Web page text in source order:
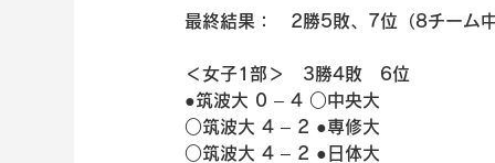
最終結果：　2勝5敗、7位（8チーム
＜女子1部＞　3勝4敗　6位
●筑波大 0 – 4 ○中央大
○筑波大 4 – 2 ●専修大
○筑波大 4 – 2 ●日体大